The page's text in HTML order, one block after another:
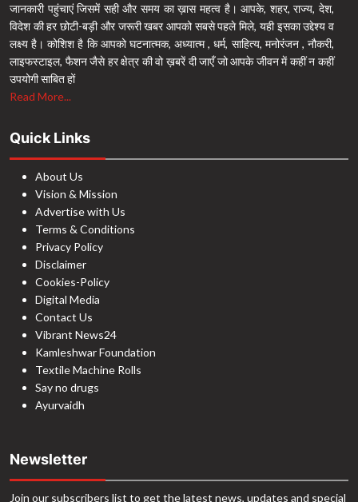
जानकारी पहुंचाएं जिसमें सही और समय का ख़ास महत्व है। आपके, शहर, राज्य, देश,
विदेश की हर छोटी-बड़ी और जरूरी खबर आपको सबसे पहले मिले, यही इसका उद्देश्य व
लक्ष्य है। कोशिश है कि आपको घटनात्मक, अध्यात्म , धर्म, साहित्य, मनोरंजन , नौकरी,
लाइफस्टाइल, फैशन जैसे हर क्षेत्र की वो ख़बरें दी जाएँ जो आपके जीवन में कहीं न कहीं
उपयोगी साबित हों
Read More...
Quick Links
About Us
Vision & Mission
Advertise with Us
Terms & Conditions
Privacy Policy
Disclaimer
Cookies-Policy
Digital Media
Contact Us
Vibrant News24
Kamleshwar Foundation
Textile Machine Rolls
Say no drugs
Ayurvaidh
Newsletter
Join our subscribers list to get the latest news, updates and special